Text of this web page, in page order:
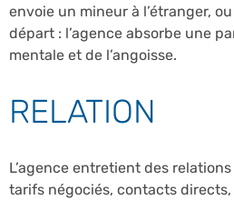
envoie un mineur à l’étranger,
départ : l’agence absorbe une
mentale et de l’angoisse.
RELATION
L’agence entretient des
tarifs négociés, contacts directs,